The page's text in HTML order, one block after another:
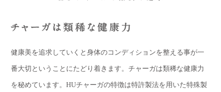
健康美を追求していくと身体のコンディションを整える事が一
番大切ということにたどり着きます。チャーガは類稀な健康力
を秘めています。HUチャーガの特徴は特許製法を用いた特殊製